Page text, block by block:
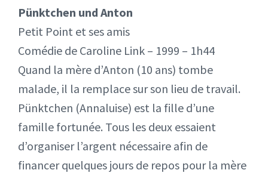
Pünktchen und Anton
Petit Point et ses amis
Comédie de Caroline Link – 1999 – 1h44
Quand la mère d’Anton (10 ans) tombe
malade, il la remplace sur son lieu de travail.
Pünktchen (Annaluise) est la fille d’une
famille fortunée. Tous les deux essaient
d’organiser l’argent nécessaire afin de
financer quelques jours de repos pour la mère